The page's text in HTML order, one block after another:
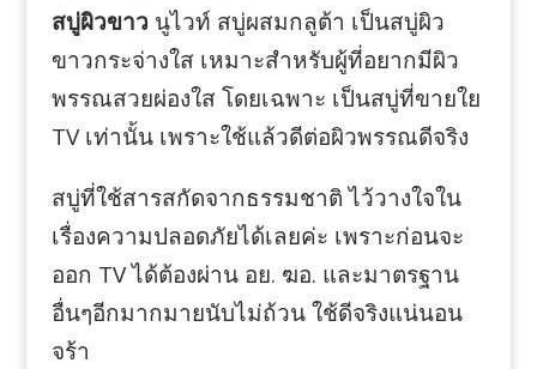
สบู่ผิวขาว นูไวท์ สบู่ผสมกลูต้า เป็นสบู่ผิว
ขาวกระจ่างใส เหมาะสำหรับผู้ที่อยากมีผิว
พรรณสวยผ่องใส โดยเฉพาะ เป็นสบู่ที่ขายใย
TV เท่านั้น เพราะใช้แล้วดีต่อผิวพรรณดีจริง
สบู่ที่ใช้สารสกัดจากธรรมชาติ ไว้วางใจใน
เรื่องความปลอดภัยได้เลยค่ะ เพราะก่อนจะ
ออก TV ได้ต้องผ่าน อย. ฆอ. และมาตรฐาน
อื่นๆอีกมากมายนับไม่ถ้วน ใช้ดีจริงแน่นอน
จร้า